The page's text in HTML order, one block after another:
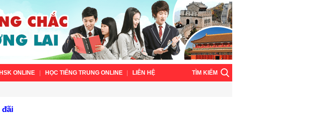
ONLINE HỌC TIẾNG TRUNG ONLINE LIÊN HỆ TÌM KIẾM